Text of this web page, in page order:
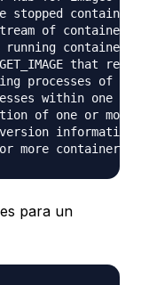
stopped containers
of
containers
that
processes of a
within one or
of one or more
information
para un